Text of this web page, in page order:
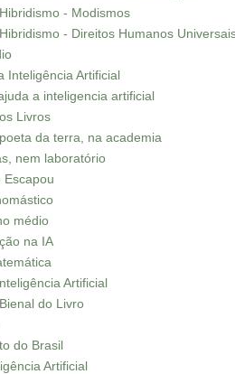
- Modismos
Hibridismo - Direitos Humanos
Inteligência Artificial
a inteligencia artificial
Livros
da terra, na academia
nem laboratório
Escapou
médio
na IA
Artificial
do Livro
do Brasil
Artificial